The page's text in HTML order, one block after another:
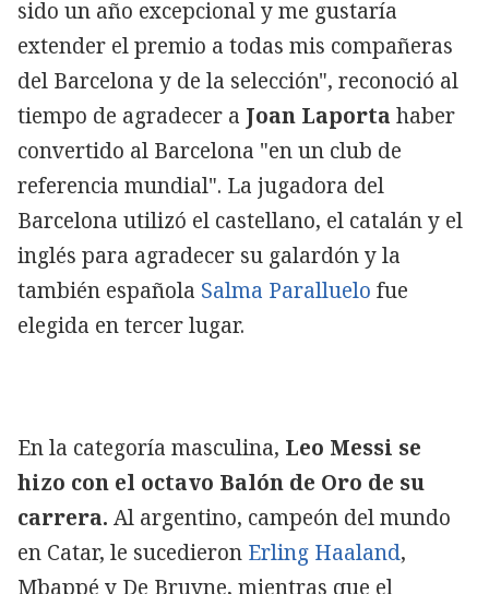
sido un año excepcional y me gustaría
extender el premio a todas mis compañeras
del Barcelona y de la selección", reconoció al
tiempo de agradecer a Joan Laporta haber
convertido al Barcelona "en un club de
referencia mundial". La jugadora del
Barcelona utilizó el castellano, el catalán y el
inglés para agradecer su galardón y la
también española Salma Paralluelo fue
elegida en tercer lugar.
En la categoría masculina, Leo Messi se
hizo con el octavo Balón de Oro de su
carrera. Al argentino, campeón del mundo
en Catar, le sucedieron Erling Haaland,
Mbappé y De Bruyne, mientras que el